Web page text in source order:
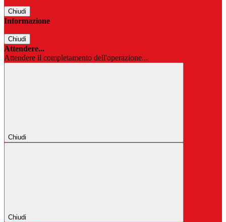
Chiudi
Informazione
Chiudi
Attendere...
Attendere il completamento dell'operazione...
Chiudi
Chiudi